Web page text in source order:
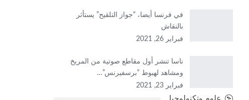
في فرنسا أيضا، “جواز التلقيح” يستأثر
بالنقاش
فبراير 26, 2021
ناسا تنشر أول مقاطع صوتية من المريخ
ومشاهد لهبوط “برسفيرنس”…
فبراير 23, 2021